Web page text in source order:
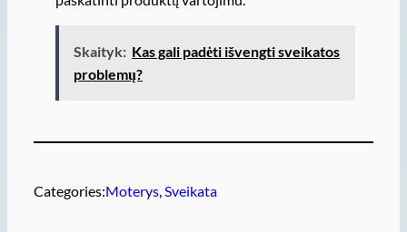
Skaityk: Kas gali padėti išvengti sveikatos
problemų?
Categories:Moterys, Sveikata